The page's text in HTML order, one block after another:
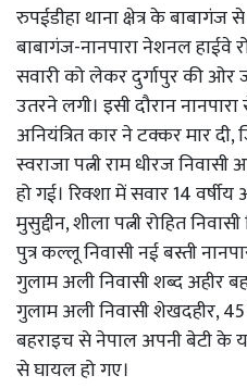
रुपईडीहा थाना क्षेत्र के बाबागंज
बाबागंज-नानपारा नेशनल हाईवे
सवारी को लेकर दुर्गापुर की ओर
उतरने लगी। इसी दौरान
अनियंत्रित कार ने टक्कर मार
स्वराजा पत्नी राम धीरज
हो गई। रिक्शा में सवार 14 वर्षीय
मुसुद्दीन, शीला पत्नी रोहित
पुत्र कल्लू निवासी नई बस्ती
गुलाम अली निवासी शब्द अहीर
गुलाम अली निवासी शेखदहीर,
बहराइच से नेपाल अपनी बेटी के
से घायल हो गए।